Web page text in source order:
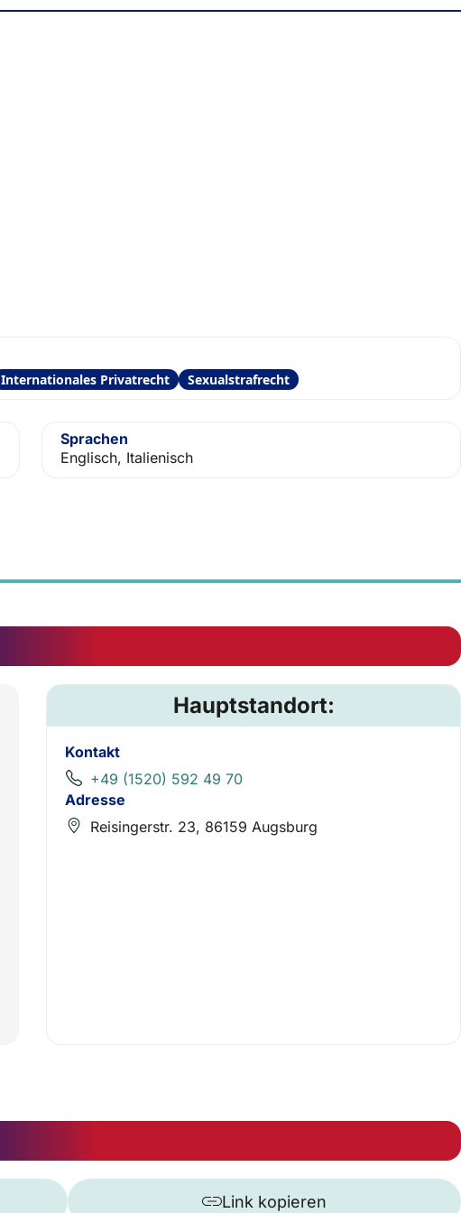
Internationales Privatrecht Sexualstrafrecht
Sprachen
Englisch, Italienisch
Hauptstandort:
Kontakt
+49 (1520) 592 49 70
Adresse
Reisingerstr. 23, 86159 Augsburg
Link kopieren